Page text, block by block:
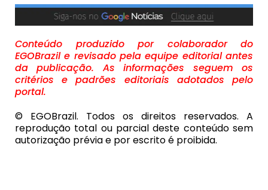
Conteúdo produzido por colaborador do
EGOBrazil e revisado pela equipe editorial antes
da publicação. As informações seguem os
critérios e padrões editoriais adotados pelo
portal.
© EGOBrazil. Todos os direitos reservados. A
reprodução total ou parcial deste conteúdo sem
autorização prévia e por escrito é proibida.